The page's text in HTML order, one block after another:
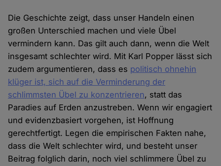
Die Geschichte zeigt, dass unser Handeln einen
großen Unterschied machen und viele Übel
vermindern kann. Das gilt auch dann, wenn die Welt
insgesamt schlechter wird. Mit Karl Popper lässt sich
zudem argumentieren, dass es politisch ohnehin
klüger ist, sich auf die Verminderung der
schlimmsten Übel zu konzentrieren, statt das
Paradies auf Erden anzustreben. Wenn wir engagiert
und evidenzbasiert vorgehen, ist Hoffnung
gerechtfertigt. Legen die empirischen Fakten nahe,
dass die Welt schlechter wird, und besteht unser
Beitrag folglich darin, noch viel schlimmere Übel zu